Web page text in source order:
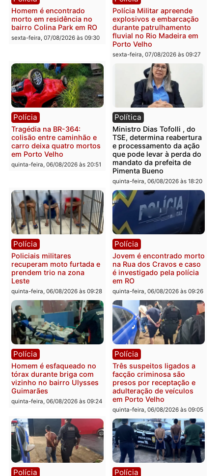
Polícia
Casal é preso pela PRF
com mais de 72 quilos de
mercúrio escondidos em
estepe em Porto Velho
sexta-feira, 07/08/2026 às 09:38
Polícia
Polícia Civil deflagra
operação contra facção
criminosa que atacava
provedores de internet
Rondônia
sexta-feira, 07/08/2026 às
Polícia
Homem é encontrado
morto em residência no
bairro Colina Park em RO
sexta-feira, 07/08/2026 às 09:30
Polícia
Polícia Militar apreende
explosivos e
durante patrulhamento
fluvial no Rio Madeira em
Porto Velho
sexta-feira, 07/08/2026 às
Polícia
Tragédia na BR-364:
colisão entre caminhão e
carro deixa quatro mortos
em Porto Velho
quinta-feira, 06/08/2026 às 20:51
Política
Ministro Dias Tofolli , do
TSE, determina
e processamento da
que pode levar à perda
mandato da prefeita de
Pimenta Bueno
quinta-feira, 06/08/2026 às
Polícia Polícia